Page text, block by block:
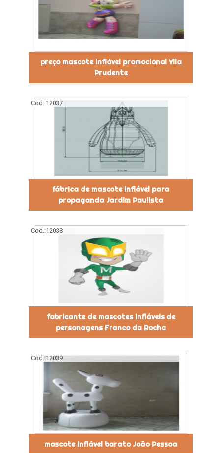
preço mascote inflável promocional Vila
Prudente
Cod.:12037
fábrica de mascote inflável para
propaganda Jardim Paulista
Cod.:12038
fabricante de mascotes infláveis de
personagens Franco da Rocha
Cod.:12039
mascote inflável barato João Pessoa